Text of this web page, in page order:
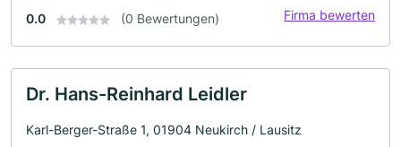
0.0 (0 Bewertungen) Firma bewerten
Dr. Hans-Reinhard Leidler
Karl-Berger-Straße 1, 01904 Neukirch / Lausitz